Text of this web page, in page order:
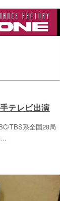
テレビ出演
TBS系全国28局
...